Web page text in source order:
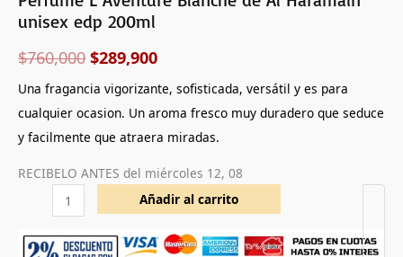
unisex edp 200ml
$760,000 $289,900
Una fragancia vigorizante, sofisticada, versátil y es para
cualquier ocasion. Un aroma fresco muy duradero que seduce
y facilmente que atraera miradas.
RECIBELO ANTES del miércoles 12, 08
Añadir al carrito